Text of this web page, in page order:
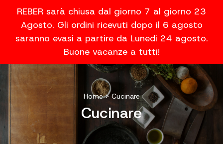
REBER sarà chiusa dal giorno 7 al giorno 23
Agosto. Gli ordini ricevuti dopo il 6 agosto
saranno evasi a partire da Lunedi 24 agosto.
Buone vacanze a tutti!
Home>Cucinare
Cucinare